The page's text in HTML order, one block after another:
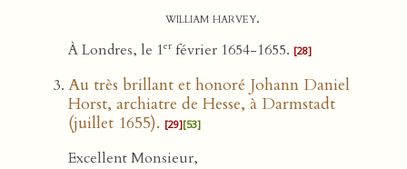
william harvey.
À Londres, le 1er février 1654-1655. [28]
Au très brillant et honoré Johann Daniel
Horst, archiatre de Hesse, à Darmstadt
(juillet 1655). [29][53]
Excellent Monsieur,